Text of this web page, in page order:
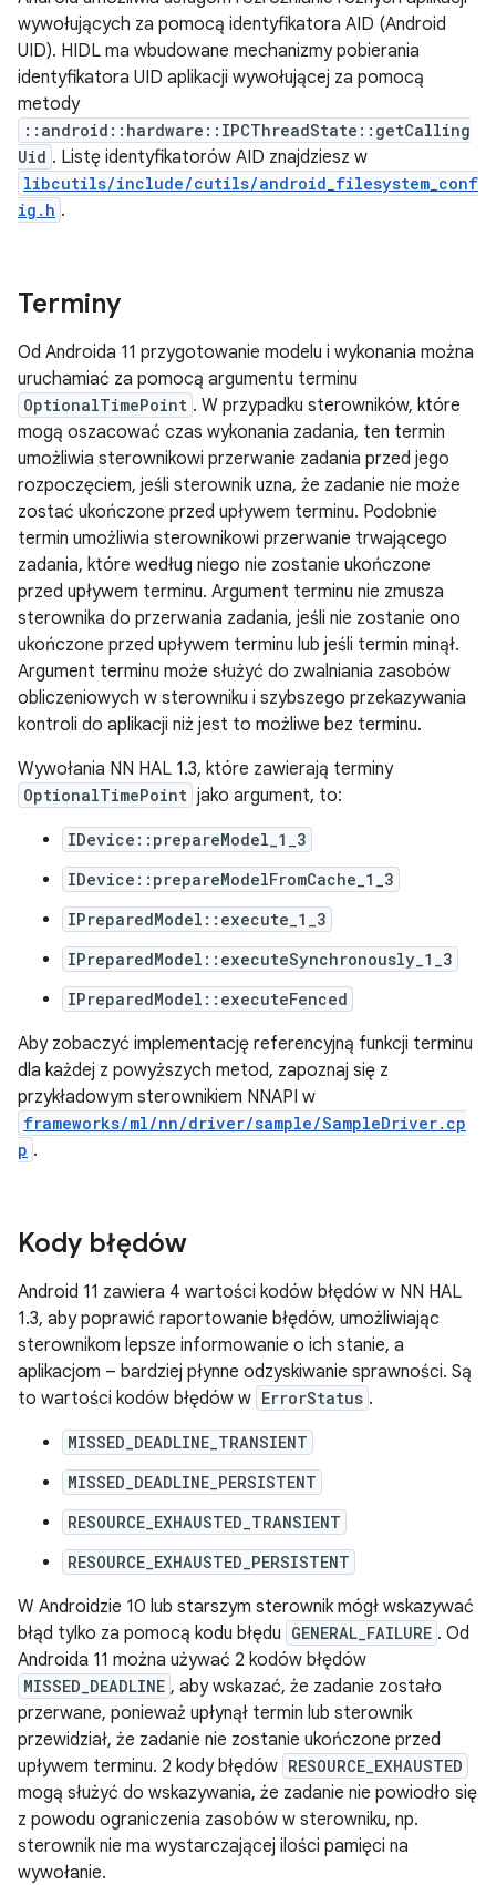
wywołujących za pomocą identyfikatora AID (Android
UID). HIDL ma wbudowane mechanizmy pobierania
identyfikatora UID aplikacji wywołującej za pomocą
metody
::android::hardware::IPCThreadState::getCalling
Uid . Listę identyfikatorów AID znajdziesz w
libcutils/include/cutils/android_filesystem_conf
ig.h .
Terminy
Od Androida 11 przygotowanie modelu i wykonania można
uruchamiać za pomocą argumentu terminu
OptionalTimePoint . W przypadku sterowników, które
mogą oszacować czas wykonania zadania, ten termin
umożliwia sterownikowi przerwanie zadania przed jego
rozpoczęciem, jeśli sterownik uzna, że zadanie nie może
zostać ukończone przed upływem terminu. Podobnie
termin umożliwia sterownikowi przerwanie trwającego
zadania, które według niego nie zostanie ukończone
przed upływem terminu. Argument terminu nie zmusza
sterownika do przerwania zadania, jeśli nie zostanie ono
ukończone przed upływem terminu lub jeśli termin minął.
Argument terminu może służyć do zwalniania zasobów
obliczeniowych w sterowniku i szybszego przekazywania
kontroli do aplikacji niż jest to możliwe bez terminu.
Wywołania NN HAL 1.3, które zawierają terminy
OptionalTimePoint jako argument, to:
IDevice::prepareModel_1_3
IDevice::prepareModelFromCache_1_3
IPreparedModel::execute_1_3
IPreparedModel::executeSynchronously_1_3
IPreparedModel::executeFenced
Aby zobaczyć implementację referencyjną funkcji terminu
dla każdej z powyższych metod, zapoznaj się z
przykładowym sterownikiem NNAPI w
frameworks/ml/nn/driver/sample/SampleDriver.cp
p .
Kody błędów
Android 11 zawiera 4 wartości kodów błędów w NN HAL
1.3, aby poprawić raportowanie błędów, umożliwiając
sterownikom lepsze informowanie o ich stanie, a
aplikacjom – bardziej płynne odzyskiwanie sprawności. Są
to wartości kodów błędów w ErrorStatus .
MISSED_DEADLINE_TRANSIENT
MISSED_DEADLINE_PERSISTENT
RESOURCE_EXHAUSTED_TRANSIENT
RESOURCE_EXHAUSTED_PERSISTENT
W Androidzie 10 lub starszym sterownik mógł wskazywać
błąd tylko za pomocą kodu błędu GENERAL_FAILURE . Od
Androida 11 można używać 2 kodów błędów
MISSED_DEADLINE , aby wskazać, że zadanie zostało
przerwane, ponieważ upłynął termin lub sterownik
przewidział, że zadanie nie zostanie ukończone przed
upływem terminu. 2 kody błędów RESOURCE_EXHAUSTED
mogą służyć do wskazywania, że zadanie nie powiodło się
z powodu ograniczenia zasobów w sterowniku, np.
sterownik nie ma wystarczającej ilości pamięci na
wywołanie.